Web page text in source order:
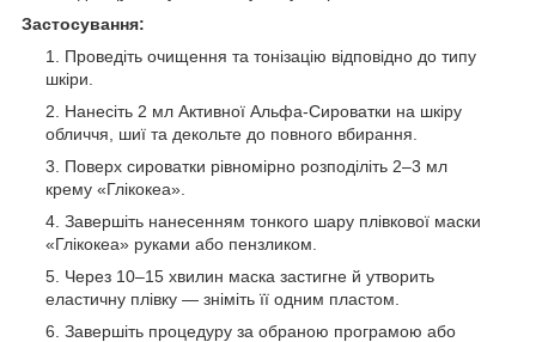
Застосування:
Проведіть очищення та тонізацію відповідно до типу
шкіри.
Нанесіть 2 мл Активної Альфа-Сироватки на шкіру
обличчя, шиї та декольте до повного вбирання.
Поверх сироватки рівномірно розподіліть 2–3 мл
крему «Глікокеа».
Завершіть нанесенням тонкого шару плівкової маски
«Глікокеа» руками або пензликом.
Через 10–15 хвилин маска застигне й утворить
еластичну плівку — зніміть її одним пластом.
Завершіть процедуру за обраною програмою або